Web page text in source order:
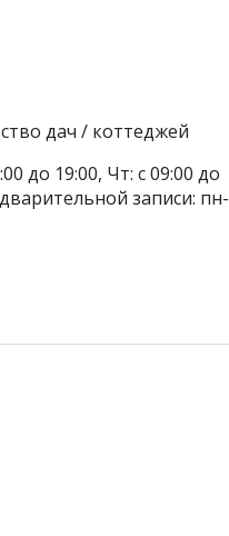
дач / коттеджей
до 19:00, Чт: с 09:00 до
записи: пн-